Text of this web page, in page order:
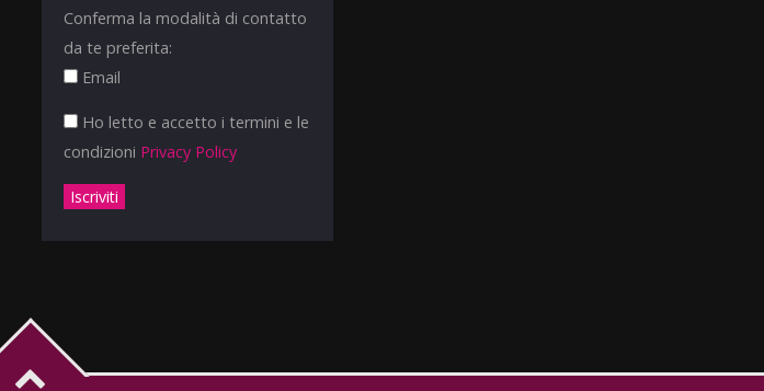
Conferma la modalità di contatto
da te preferita:
Email
Ho letto e accetto i termini e le
condizioni Privacy Policy